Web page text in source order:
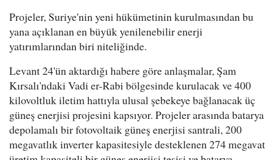
Projeler, Suriye'nin yeni hükümetinin kurulmasından bu
yana açıklanan en büyük yenilenebilir enerji
yatırımlarından biri niteliğinde.
Levant 24'ün aktardığı habere göre anlaşmalar, Şam
Kırsalı'ndaki Vadi er-Rabi bölgesinde kurulacak ve 400
kilovoltluk iletim hattıyla ulusal şebekeye bağlanacak üç
güneş enerjisi projesini kapsıyor. Projeler arasında batarya
depolamalı bir fotovoltaik güneş enerjisi santrali, 200
megavatlık inverter kapasitesiyle desteklenen 274 megavat